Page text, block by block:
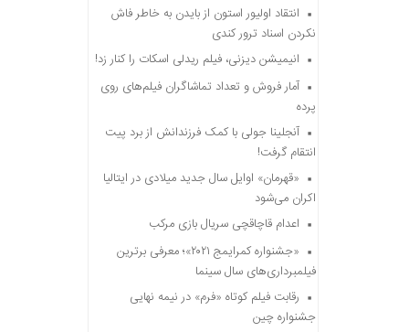
انتقاد اولیور استون از بایدن به خاطر فاش
نکردن اسناد ترور کندی
انیمیشن دیزنی، فیلم ریدلی اسکات را کنار زد!
آمار فروش و تعداد تماشاگران فیلم‌های روی
پرده
آنجلینا جولی با کمک فرزندانش از برد پیت
انتقام گرفت!
«قهرمان» اوایل سال جدید میلادی در ایتالیا
اکران می‌شود
اعدام قاچاقچی سریال بازی مرکب
«جشنواره کمرایمج ۲۰۲۱»؛ معرفی برترین
فیلمبرداری‌های سال سینما
رقابت فیلم کوتاه «فرم» در نیمه نهایی
جشنواره چین